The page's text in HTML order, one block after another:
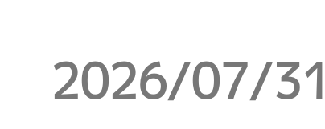
2026/07/31